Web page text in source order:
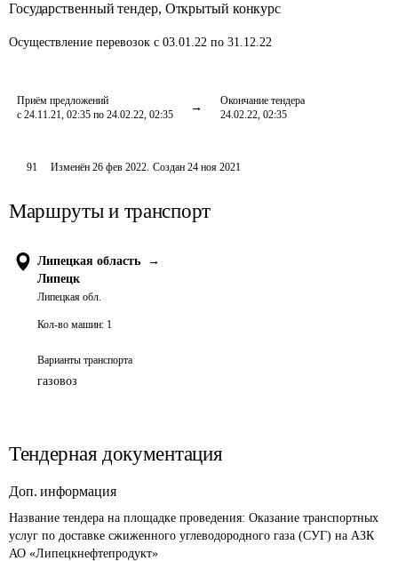
Государственный тендер, Открытый конкурс
Осуществление перевозок с 03.01.22 по 31.12.22
Приём предложений
с 24.11.21, 02:35 по 24.02.22, 02:35
Окончание тендера
24.02.22, 02:35
91 Изменён26 фев 2022. Создан 24 ноя 2021
Маршруты и транспорт
Липецкая область
→
Липецк
Липецкая обл.
Кол-во машин: 1
Варианты транспорта
газовоз
Тендерная документация
Доп. информация
Название тендера на площадке проведения: Оказание транспортных
услуг по доставке сжиженного углеводородного газа (СУГ) на АЗК
АО «Липецкнефтепродукт»